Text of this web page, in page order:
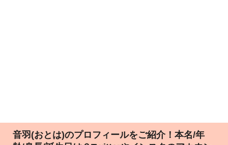
音羽(おとは)のプロフィールをご紹介！本名/年